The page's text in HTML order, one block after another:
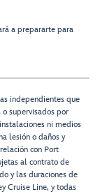
a prepararte para
independientes que
supervisados por
ni medios
lesión o daños y
con Port
al contrato de
y las duraciones de
Cruise Line, y todas